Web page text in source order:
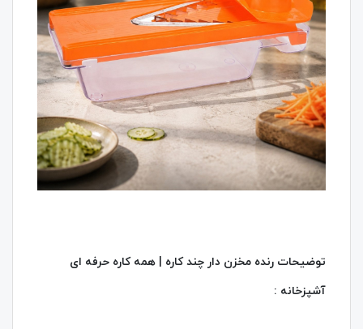
توضیحات رنده مخزن دار چند کاره | همه کاره حرفه ای
آشپزخانه :